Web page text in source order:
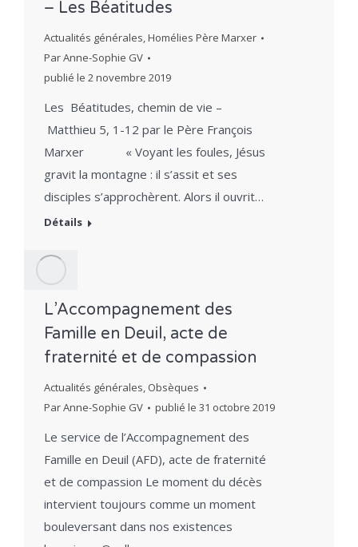
– Les Béatitudes
Actualités générales,Homélies Père Marxer
ParAnne-Sophie GV
publié le 2 novembre 2019
Les Béatitudes, chemin de vie –
Matthieu 5, 1-12 par le Père François
Marxer « Voyant les foules, Jésus
gravit la montagne : il s’assit et ses
disciples s’approchèrent. Alors il ouvrit…
Détails
L’Accompagnement des
Famille en Deuil, acte de
fraternité et de compassion
Actualités générales, Obsèques
ParAnne-Sophie GV publié le 31 octobre 2019
Le service de l’Accompagnement des
Famille en Deuil (AFD), acte de fraternité
et de compassion Le moment du décès
intervient toujours comme un moment
bouleversant dans nos existences